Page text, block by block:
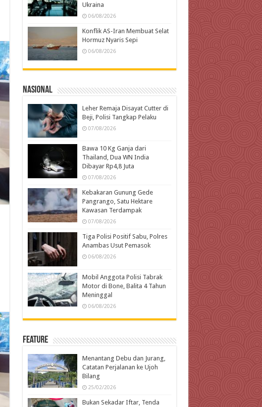
Ukraina
06/08/2026
Konflik AS-Iran Membuat Selat
Hormuz Nyaris Sepi
06/08/2026
Nasional
Leher Remaja Disayat Cutter di
Beji, Polisi Tangkap Pelaku
07/08/2026
Bawa 10 Kg Ganja dari
Thailand, Dua WN India
Dibayar Rp4,8 Juta
07/08/2026
Kebakaran Gunung Gede
Pangrango, Satu Hektare
Kawasan Terdampak
07/08/2026
Tiga Polisi Positif Sabu, Polres
Anambas Usut Pemasok
06/08/2026
Mobil Anggota Polisi Tabrak
Motor di Bone, Balita 4 Tahun
Meninggal
06/08/2026
Feature
Menantang Debu dan Jurang,
Catatan Perjalanan ke Ujoh
Bilang
25/02/2026
Bukan Sekadar Iftar, Tenda